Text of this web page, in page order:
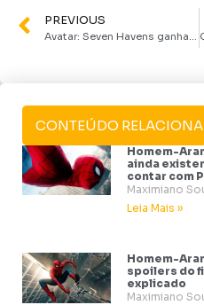
PREVIOUS
Avatar: Seven Havens ganha primeira imagem oficial e apresenta nova protagonista da franquia
CONTEÚDO
Homem-
ainda
contar com
Maximiano
Leia Mais »
Homem-
spoilers do
explicado
Maximiano